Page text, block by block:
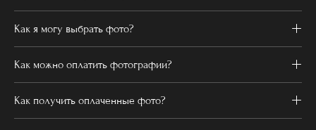
Как я могу выбрать фото?
Как можно оплатить фотографии?
Как получить оплаченные фото?